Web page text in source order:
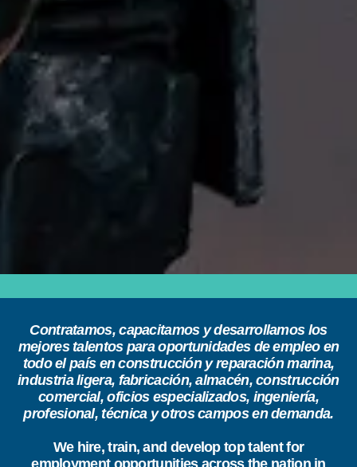
Contratamos, capacitamos y desarrollamos los
mejores talentos para oportunidades de empleo en
todo el país en construcción y reparación marina,
industria ligera, fabricación, almacén, construcción
comercial, oficios especializados, ingeniería,
profesional, técnica y otros campos en demanda.
We hire, train, and develop top talent for